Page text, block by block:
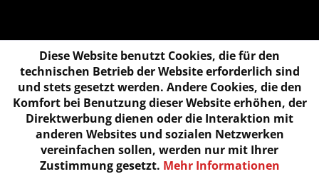
Diese Website benutzt Cookies, die für den
technischen Betrieb der Website erforderlich sind
und stets gesetzt werden. Andere Cookies, die den
Komfort bei Benutzung dieser Website erhöhen, der
Direktwerbung dienen oder die Interaktion mit
anderen Websites und sozialen Netzwerken
vereinfachen sollen, werden nur mit Ihrer
Zustimmung gesetzt. Mehr Informationen